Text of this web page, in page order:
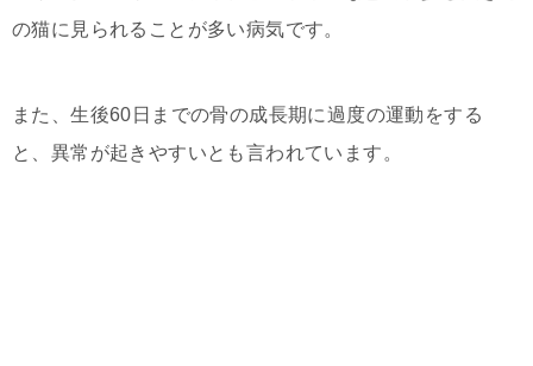
の猫に見られることが多い病気です。
また、生後60日までの骨の成長期に過度の運動をする
と、異常が起きやすいとも言われています。